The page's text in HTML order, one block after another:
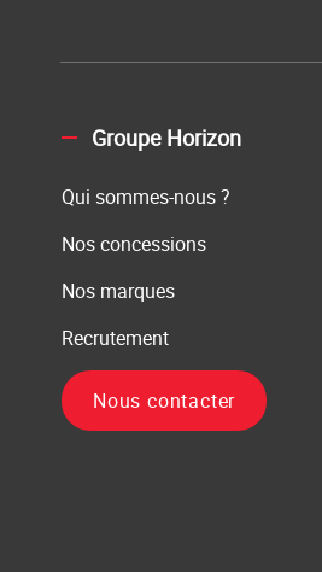
Groupe Horizon
Qui sommes-nous ?
Nos concessions
Nos marques
Recrutement
Nous contacter